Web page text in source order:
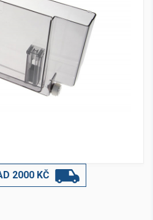
2000 KČ